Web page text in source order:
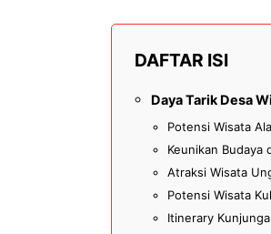
DAFTAR ISI
Daya Tarik Desa
Potensi Wisata
Keunikan Budaya
Atraksi Wisata
Potensi Wisata
Itinerary